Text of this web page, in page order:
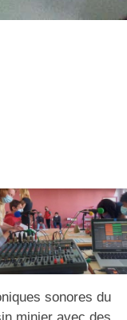
sonores du